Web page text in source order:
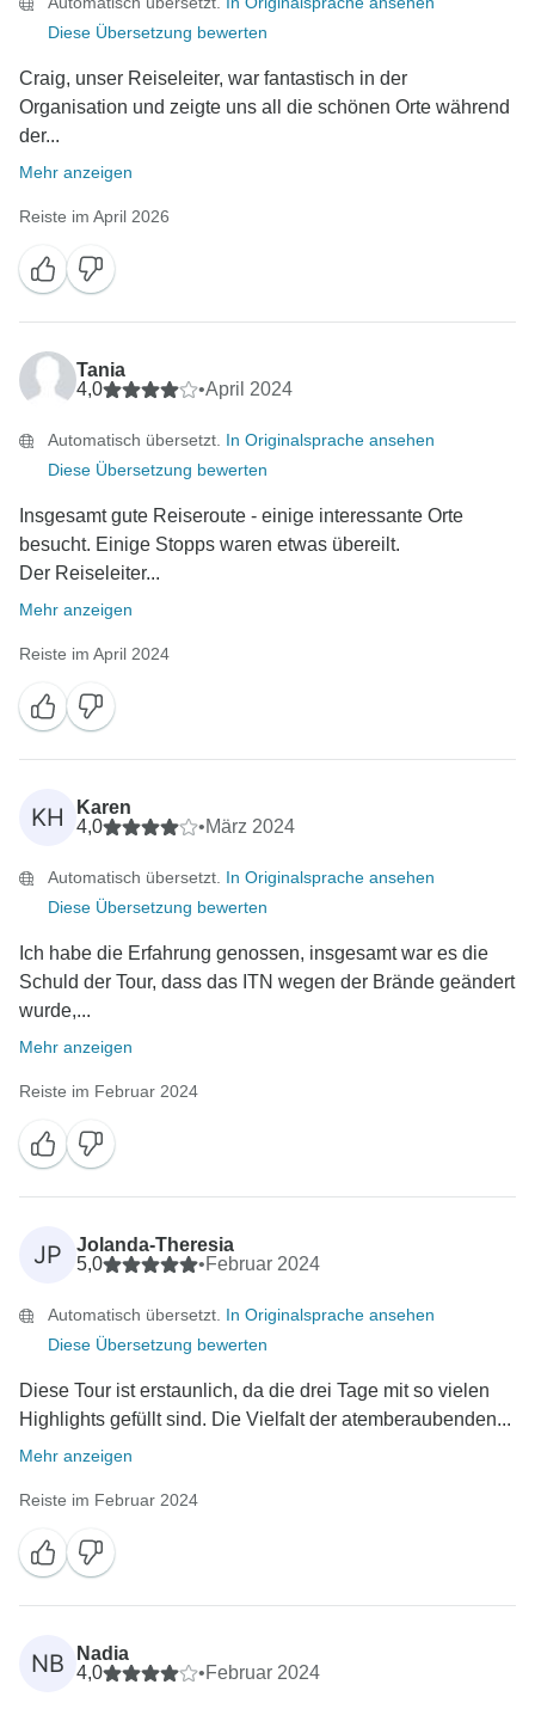
Diese Übersetzung bewerten
Craig, unser Reiseleiter, war fantastisch in der
Organisation und zeigte uns all die schönen Orte während
der...
Mehr anzeigen
Reiste im April 2026
Tania
4,0
•April 2024
Automatisch übersetzt. In Originalsprache ansehen
Diese Übersetzung bewerten
Insgesamt gute Reiseroute - einige interessante Orte
besucht. Einige Stopps waren etwas übereilt.
Der Reiseleiter...
Mehr anzeigen
Reiste im April 2024
KH
Karen
4,0
•März 2024
Automatisch übersetzt. In Originalsprache ansehen
Diese Übersetzung bewerten
Ich habe die Erfahrung genossen, insgesamt war es die
Schuld der Tour, dass das ITN wegen der Brände geändert
wurde,...
Mehr anzeigen
Reiste im Februar 2024
JP
Jolanda-Theresia
5,0
•Februar 2024
Automatisch übersetzt. In Originalsprache ansehen
Diese Übersetzung bewerten
Diese Tour ist erstaunlich, da die drei Tage mit so vielen
Highlights gefüllt sind. Die Vielfalt der atemberaubenden...
Mehr anzeigen
Reiste im Februar 2024
NB
Nadia
4,0
•Februar 2024